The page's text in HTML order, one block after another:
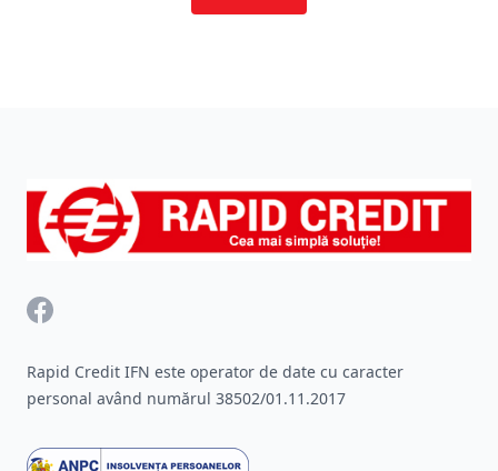
Facebook
Rapid Credit IFN este operator de date cu caracter
personal având numărul 38502/01.11.2017